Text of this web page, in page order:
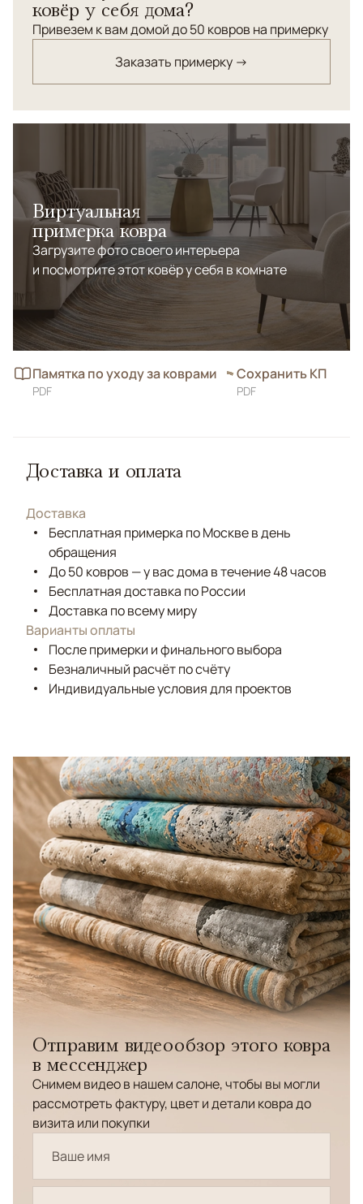
ковёр у себя дома?
Привезем к вам домой до 50 ковров на примерку
Заказать примерку →
Виртуальная
примерка ковра
Загрузите фото своего интерьера
и посмотрите этот ковёр у себя в комнате
Памятка по уходу за коврами
PDF
Сохранить КП
PDF
Доставка и оплата
Доставка
Бесплатная примерка по Москве в день
обращения
До 50 ковров — у вас дома в течение 48 часов
Бесплатная доставка по России
Доставка по всему миру
Варианты оплаты
После примерки и финального выбора
Безналичный расчёт по счёту
Индивидуальные условия для проектов
Отправим видеообзор этого ковра
в мессенджер
Снимем видео в нашем салоне, чтобы вы могли
рассмотреть фактуру, цвет и детали ковра до
визита или покупки